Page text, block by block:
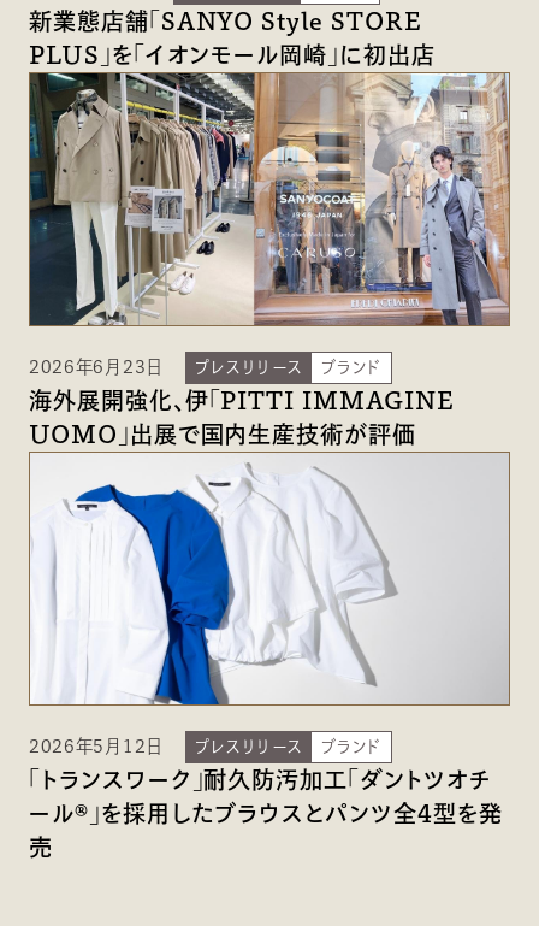
新業態店舗「SANYO Style STORE
PLUS」を「イオンモール岡崎」に初出店
2026年6月23日 プレスリリース ブランド
海外展開強化、伊「PITTI IMMAGINE
UOMO」出展で国内生産技術が評価
2026年5月12日 プレスリリース ブランド
「トランスワーク」耐久防汚加工「ダントツオチ
ール®」を採用したブラウスとパンツ全4型を発
売